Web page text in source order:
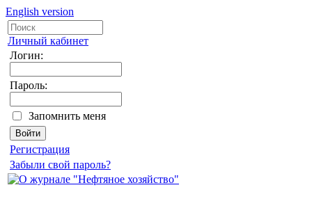
English version
Личный кабинет
Логин:
Пароль:
Запомнить меня
Регистрация
Забыли свой пароль?